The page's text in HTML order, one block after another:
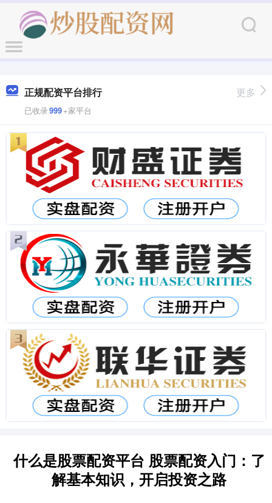
正规配资平台排行
已收录999+家平台
更多
什么是股票配资平台 股票配资入门：了
解基本知识，开启投资之路